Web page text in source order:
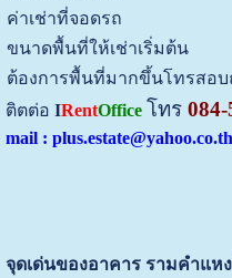
ค่าเช่าที่จอดรถ
ขนาดพื้นที่ให้เช่าเริ่มต้น
ต้องการพื้นที่มากขึ้นโทรสอบ
ติตต่อ IRentOffice โทร084-
mail : plus.estate@yahoo.co.th
จุดเด่นของอาคาร รามคำแห